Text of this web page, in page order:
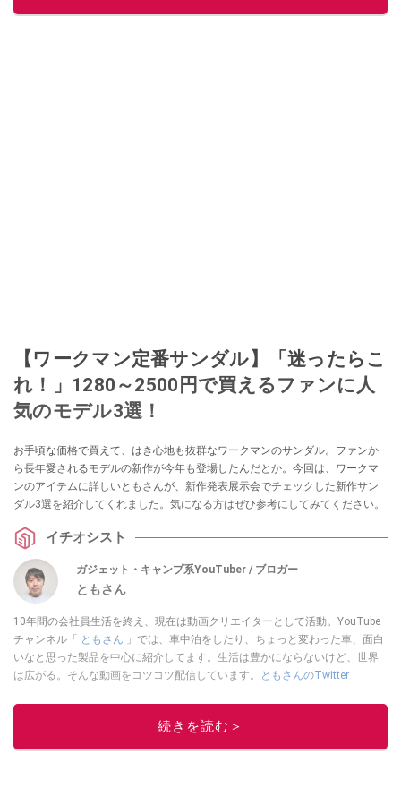
【ワークマン定番サンダル】「迷ったらこ
れ！」1280～2500円で買えるファンに人
気のモデル3選！
お手頃な価格で買えて、はき心地も抜群なワークマンのサンダル。ファンか
ら長年愛されるモデルの新作が今年も登場したんだとか。今回は、ワークマ
ンのアイテムに詳しいともさんが、新作発表展示会でチェックした新作サン
ダル3選を紹介してくれました。気になる方はぜひ参考にしてみてください。
イチオシスト
ガジェット・キャンプ系YouTuber / ブロガー
ともさん
10年間の会社員生活を終え、現在は動画クリエイターとして活動。YouTube
チャンネル「 ともさん 」では、車中泊をしたり、ちょっと変わった車、面白
いなと思った製品を中心に紹介してます。生活は豊かにならないけど、世界
は広がる。そんな動画をコツコツ配信しています。
ともさんのTwitter
このイチオシストの他の記事を読む
続きを読む＞